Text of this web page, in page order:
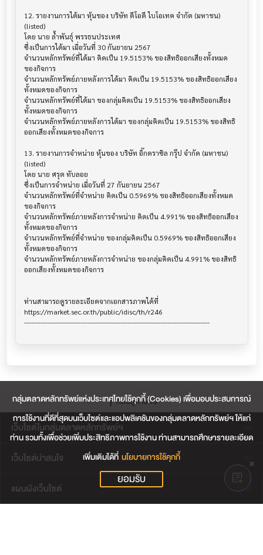
กลุ่มตลาดหลักทรัพย์แห่งประเทศไทยใช้คุกกี้ (Cookies) เพื่อมอบประสบการณ์
การใช้งานที่ดีที่สุดบนเว็บไซต์และแอปพลิเคชันของกลุ่มตลาดหลักทรัพย์ฯ ให้แก่
ท่าน รวมทั้งเพื่อช่วยเพิ่มประสิทธิภาพการใช้งาน ท่านสามารถศึกษารายละเอียด
เพิ่มเติมได้ที่ นโยบายการใช้คุกกี้
ยอมรับ
12. รายงานการได้มา หุ้นของ บริษัท ดีโอดี ไบโอเทค จำกัด (มหาชน)
(listed)
โดย นาย ล้ำพันธุ์ พรรธนประเทศ
ซึ่งเป็นการได้มา เมื่อวันที่ 30 กันยายน 2567
จำนวนหลักทรัพย์ที่ได้มา คิดเป็น 19.5153% ของสิทธิออกเสียงทั้งหมด
ของกิจการ
จำนวนหลักทรัพย์ภายหลังการได้มา คิดเป็น 19.5153% ของสิทธิออกเสียง
ทั้งหมดของกิจการ
จำนวนหลักทรัพย์ที่ได้มา ของกลุ่มคิดเป็น 19.5153% ของสิทธิออกเสียง
ทั้งหมดของกิจการ
จำนวนหลักทรัพย์ภายหลังการได้มา ของกลุ่มคิดเป็น 19.5153% ของสิทธิ
ออกเสียงทั้งหมดของกิจการ
13. รายงานการจำหน่าย หุ้นของ บริษัท อิ๊กดราซิล กรุ๊ป จำกัด (มหาชน)
(listed)
โดย นาย ศรุต ทับลอย
ซึ่งเป็นการจำหน่าย เมื่อวันที่ 27 กันยายน 2567
จำนวนหลักทรัพย์ที่จำหน่าย คิดเป็น 0.5969% ของสิทธิออกเสียงทั้งหมด
ของกิจการ
จำนวนหลักทรัพย์ภายหลังการจำหน่าย คิดเป็น 4.991% ของสิทธิออกเสียง
ทั้งหมดของกิจการ
จำนวนหลักทรัพย์ที่จำหน่าย ของกลุ่มคิดเป็น 0.5969% ของสิทธิออกเสียง
ทั้งหมดของกิจการ
จำนวนหลักทรัพย์ภายหลังการจำหน่าย ของกลุ่มคิดเป็น 4.991% ของสิทธิ
ออกเสียงทั้งหมดของกิจการ
ท่านสามารถดูรายละเอียดจากเอกสารภาพได้ที่
https://market.sec.or.th/public/idisc/th/r246
-------------------------------------------------------------------------------
กลับสู่ด้านบน
เว็บไซต์ในกลุ่มตลาดหลักทรัพย์ฯ
เว็บไซต์น่าสนใจ
แผนผังเว็บไซต์